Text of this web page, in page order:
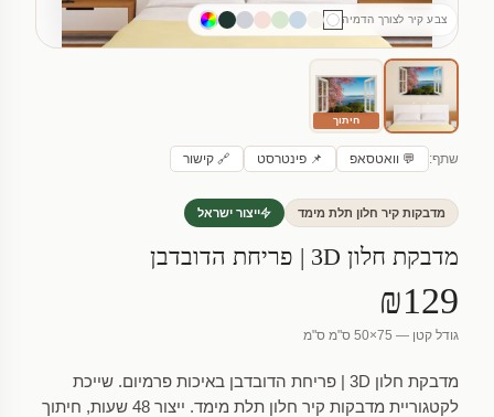
צבע קיר לצורך הדמיה
חיתוך
שתף: 💬 וואטסאפ 📌 פינטרסט 🔗 קישור
מדבקות קיר חלון תלת מימד ייצור ישראל
מדבקת חלון 3D | פריחת הדובדבן
₪129
גודל קטן — 75×50 ס"מ ס"מ
מדבקת חלון 3D | פריחת הדובדבן באיכות פרמיום. שייכת
לקטגוריית מדבקות קיר חלון תלת מימד. ייצור 48 שעות, חיתוך